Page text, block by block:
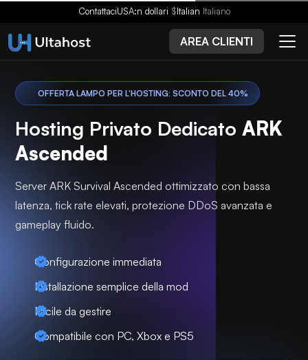
ContattaciUSA:n dollari $Italian Italiano
AREA CLIENTI
OFFERTA LAMPO PER L'HOSTING: SCONTO DEL 40%
Hosting Privato Dedicato ARK
Ascended
Server ARK Survival Ascended ottimizzato con bassa
latenza, tick rate elevati, protezione DDoS avanzata e
gameplay fluido.
Configurazione immediata
Installazione semplice della mod
Facile da gestire
Compatibile con PC, Xbox e PS5